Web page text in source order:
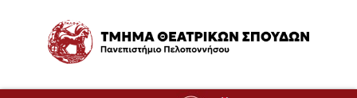
Image